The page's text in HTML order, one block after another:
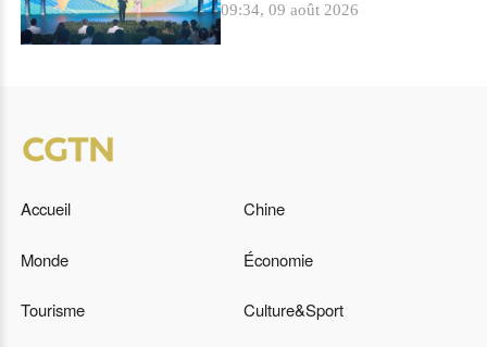
09:34, 09 août 2026
Accueil Chine
Monde Économie
Tourisme Culture&Sport